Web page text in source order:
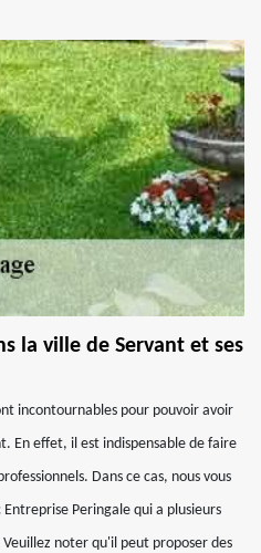
la ville de Servant et ses
incontournables pour pouvoir avoir
En effet, il est indispensable de faire
Dans ce cas, nous vous
Peringale qui a plusieurs
noter qu'il peut proposer des